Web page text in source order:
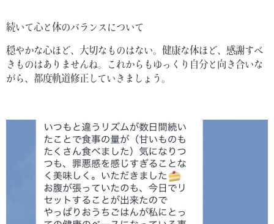
続いて心と体のバランスについて
穏やかな心ほど、大切なものはない。健康な体ほど、感謝すべ
きものはありませんね。これからもゆっくり自分と向き合いな
がら、都度軌道修正していきましょう。